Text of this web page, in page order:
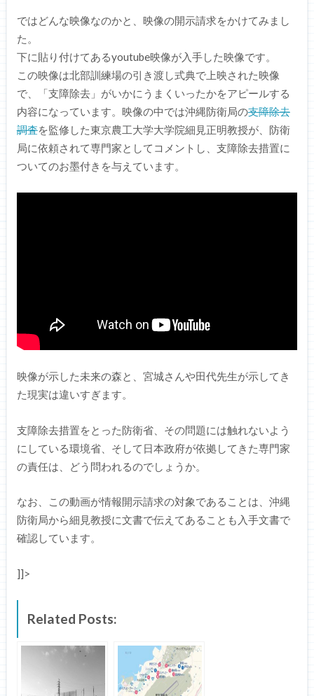
ではどんな映像なのかと、映像の開示請求をかけてみまし
た。
下に貼り付けてあるyoutube映像が入手した映像です。
この映像は北部訓練場の引き渡し式典で上映された映像
で、「支障除去」がいかにうまくいったかをアピールする
内容になっています。映像の中では沖縄防衛局の支障除去
調査を監修した東京農工大学大学院細見正明教授が、防衛
局に依頼されて専門家としてコメントし、支障除去措置に
ついてのお墨付きを与えています。
映像が示した未来の森と、宮城さんや田代先生が示してき
た現実は違いすぎます。
支障除去措置をとった防衛省、その問題には触れないよう
にしている環境省、そして日本政府が依拠してきた専門家
の責任は、どう問われるのでしょうか。
なお、この動画が情報開示請求の対象であることは、沖縄
防衛局から細見教授に文書で伝えてあることも入手文書で
確認しています。
]]>
Related Posts: